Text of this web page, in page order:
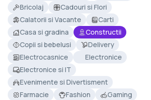
Bricolaj
Cadouri si Flori
Calatorii si Vacante
Carti
Casa si gradina
Constructii
Copii si bebelusi
Delivery
Electrocasnice
Electronice
Electronice si IT
Evenimente si Divertisment
Farmacie
Fashion
Gaming